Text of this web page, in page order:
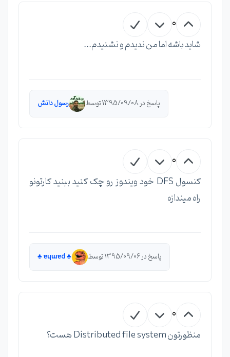
0
شاید باشه اما من ندیدم و نشنیدم...
پاسخ در 1395/09/08 توسط رسول دانش
0
کنسول DFS خود ویندوز رو چک کنید ببنید کارتونو
راه میندازه
پاسخ در 1395/09/06 توسط ♣︎ ɐɥɯɐd ♣︎
0
منظورتون Distributed file system هست؟